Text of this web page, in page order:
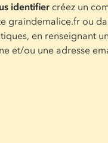
identifier créez un
graindemalice.fr ou
en renseignant
et/ou une adresse